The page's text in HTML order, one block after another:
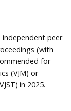
independent peer
(with
for
(VJM) or
in 2025.